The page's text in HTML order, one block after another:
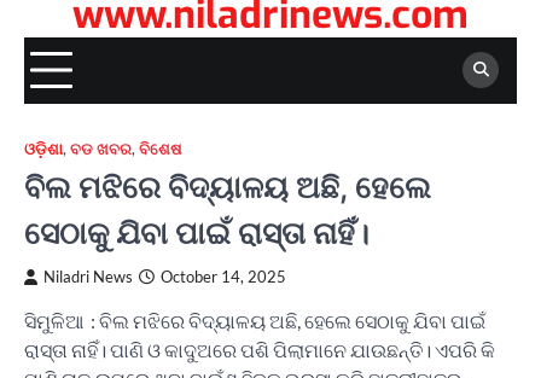
www.niladrinews.com
ଓଡ଼ିଶା, ବଡ ଖବର, ବିଶେଷ
ବିଲ ମଝିରେ ବିଦ୍ୟାଳୟ ଅଛି, ହେଲେ
ସେଠାକୁ ଯିବା ପାଇଁ ରାସ୍ତା ନାହିଁ।
Niladri News October 14, 2025
ସିମୁଳିଆ : ବିଲ ମଝିରେ ବିଦ୍ୟାଳୟ ଅଛି, ହେଲେ ସେଠାକୁ ଯିବା ପାଇଁ
ରାସ୍ତା ନାହିଁ। ପାଣି ଓ କାଦୁଅରେ ପଶି ପିଲାମାନେ ଯାଉଛନ୍ତି। ଏପରି କି